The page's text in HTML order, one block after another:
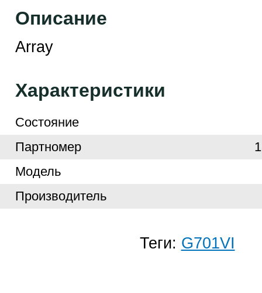
Описание
Array
Характеристики
Cостояние
Партномер
Модель
Производитель
Теги: G701VI